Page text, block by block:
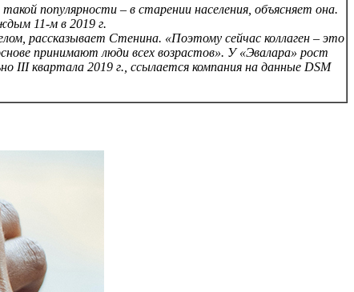
популярности – в старении населения, объясняет она.
11-м в 2019 г.
рассказывает Стенина. «Поэтому сейчас коллаген – это
принимают люди всех возрастов». У «Эвалара» рост
III квартала 2019 г., ссылается компания на данные DSM